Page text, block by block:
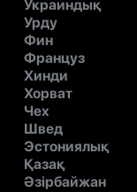
Украиндық
Урду
Фин
Француз
Хинди
Хорват
Чех
Швед
Эстониялық
Қазақ
Әзірбайжан